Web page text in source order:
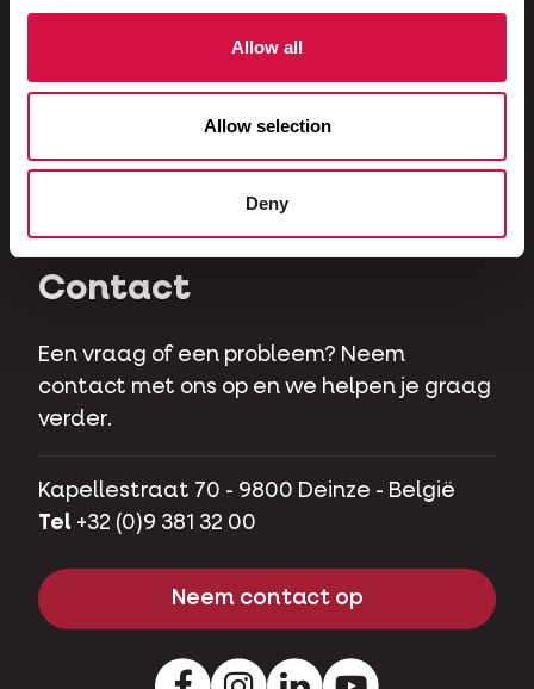
Allow all
Allow selection
Deny
Hoenders
Herbivoren
Contact
Een vraag of een probleem? Neem
contact met ons op en we helpen je graag
verder.
Kapellestraat 70 - 9800 Deinze - België
Tel +32 (0)9 381 32 00
Neem contact op
FacebookInstagramLinkedInYoutube